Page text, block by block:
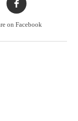
on Facebook